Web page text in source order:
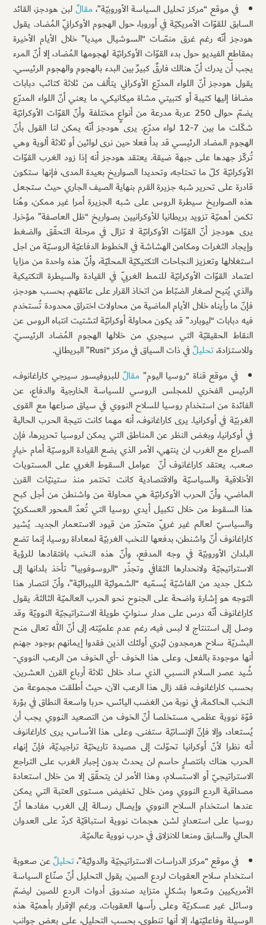
في موقع “مركز تحليل السياسة الأوروبيّة”،مقالٌلبن هودجز، القائد
السابق للقوّات الأمريكيّة في أوروبا، حول الهجوم الأوكرانيّ المُضاد. يقول
هودجز أنّه رغم غرق منصّات “السوشيال ميديا” خلال الأيام الأخيرة
بمقاطع الفيديو حول بدء القوّات الأوكرانيّة لهجومها المُضاد، إلا أنّ المرء
يجب أن يدرك أنّ هنالك فارقٌ كبيرٌ بين البدء بالهجوم والهجوم الرئيسي.
يقول هودجز أنّ اللواء المدرّع الأوكراني يتألف من ثلاثة كتائب دبابات
مضافا إليها كتيبة أو كتبيتي مشاة ميكانيكي، ما يعني أنّ اللواء المدرّع
يضمّ حوالى 250 عربة مدرعة من أنواعٍ مختلفة وأنّ القوّات الأوكرانيّة
شكّلت ما بين 7-12 لواء مدرّع. يرى هودجز أنّه يمكن لنا القول بأنّ
الهجوم المضاد الرئيسي قد بدأ فعلا حين نرى لوائين أو ثلاثة ألوية وهي
تُركّز جهدها على جبهة ضيقة. يعتقد هودجز أنه إذا زود الغرب القوّات
الأوكرانيّة كلّ ما تحتاجه، وتحديدا الصواريخ بعيدة المدى، فإنها ستكون
قادرة على تحرير شبه جزيرة القرم بنهاية الصيف الجاري حيث ستجعل
هذه الصواريخ سيطرة الروس على شبه الجزيرة أمرا غير ممكن، وهُنا
تكمن أهميّة تزويد بريطانيا للأوكرانيين بصواريخ “ظل العاصفة” مؤخرا.
يرى هودجز أنّ القوّات الأوكرانيّة لا تزال في مرحلة التحقّق والضغط
وإيجاد الثغرات ومكامن الهشاشة في الخطوط الدفاعيّة الروسيّة من اجل
استغلالها وتعزيز النجاحات التكتيكيّة المحليّة، وأنّ هذه واحدة من مزايا
اعتماد القوّات الأوكرانيّة للنمط الغربيّ في القيادة والسيطرة التكتيكية
والذي يُتيح لصغار الضبّاط من اتخاذ القرار على عاتقهم. بحسب هودجز،
فإنّ ما رأيناه خلال الأيام الماضية من محاولات اختراق محدودة تُستخدم
فيه دبابات “ليوبارد” قد يكون محاولة أوكرانيّة لتشتيت انتباه الروس عن
النقاط الحقيقيّة التي سيجري من خلالها الهجوم المُضاد الرئيسيّ.
وللاستزادة،تحليلٌفي ذات السياق في مركز “Rusi” البريطاني.
في موقع قناة “روسيا اليوم” مقالٌللبروفيسور سيرجي كاراغانوف،
الرئيس الفخري للمجلس الروسي للسياسة الخارجية والدفاع، عن
الفائدة من استخدام روسيا للسلاح النووي في سياق صراعها مع القوى
الغربيّة في أوكرانيا. يرى كاراغانوف، أنه مهما كانت نتيجة الحرب الحالية
في أوكرانيا، وبغض النظر عن المناطق التي يمكن لروسيا تحريرها، فإن
الصراع مع الغرب لن ينتهي، الأمر الذي يضع القيادة الروسيّة أمام خيارٍ
صعب. يعتقد كاراغانوف أنّ عوامل السقوط الغربي على المستويات
الأخلاقية والسياسيّة والاقتصادية كانت تختمر منذ ستينيّات القرن
الماضي، وأنّ الحرب الأوكرانيّة هي محاولة من واشنطن من أجل كبح
هذا السقوط من خلال تكبيل أيدي روسيا التي تُعدّ المحور العسكريّ
والسياسيّ لعالم غير غربيّ متحرّر من قيود الاستعمار الجديد. يُشير
كاراغانوف أنّ واشنطن، بدفعها للنخب الغربيّة لمعاداة روسيا، إنما تضع
البلدان الأوروبيّة في وجه المدفع، وأنّ هذه النخب بافتقادها للرؤية
الاستراتيجيّة ولانحدارها الثقافي وتجذّر “الروسوفوبيا” تأخذ بلدانها إلى
شكل جديد من الفاشيّة يُسمّيه “الشموليّة الليبراليّة”، وأنّ انتصار هذا
التوجه هو إشارة واضحة على الجنوح نحو الحرب العالميّة الثالثة. يقول
كاراغانوف أنّه درس على مدار سنواتٍ طويلة الاستراتيجيّة النوويّة وقد
وصل إلى استنتاج لا لبس فيه، رغم عدم علميّته، إلى أنّ الله تعالى منح
البشريّة سلاح هرمجدون ليُري أولئك الذين فقدوا إيمانهم بوجود جهنم
أنها موجودة بالفعل، وعلى هذا الخوف -أي الخوف من الرعب النووي-
شُيد عصر السلام النسبي الذي ساد خلال ثلاثة أرباع القرن العشرين.
بحسب كاراغانوف، فقد زال هذا الرعب الآن، حيث أطلقت مجموعة من
النخب الحاكمة، في نوبة من الغضب اليائس، حربا واسعة النطاق في بؤرة
قوّة نووية عظمى، مستخلصا أنّ الخوف من التصعيد النووي يجب أن
يُستعاد، وإلا فإنّ الإنسانيّة ستفنى. وعلى هذا الأساس، يرى كاراغانوف
أنه نظرا لأنّ أوكرانيا تحوّلت إلى مصيدة تاريخيّة تراجيديّة، فإنّ إنهاء
الحرب هناك بانتصارٍ حاسم لن يحدث بدون إجبار الغرب على التراجع
الاستراتيجيّ أو الاستسلام، وهذا الأمر لن يتحقّق إلا من خلال استعادة
مصداقية الردع النووي ومن خلال تخفيض مستوى العتبة التي يمكن
عندها استخدام السلاح النووي وإيصال رسالة إلى الغرب مفادها أنّ
روسيا على استعدادٍ لشن هجمات نووية استباقيّة كردّ على العدوان
الحالي والسابق ومنعا للانزلاق في حرب نووية عالميّة.
في موقع “مركز الدراسات الاستراتيجيّة والدوليّة”،تحليلٌعن صعوبة
استخدام سلاح العقوبات لردع الصين. يقول التحليل أنّ صنّاع السياسة
الأمريكيين وسّعوا بشكلٍ متزايد صندوق أدوات الردع للصين ليضمّ
وسائل غير عسكريّة وعلى رأسها العقوبات. ورغم الإقرار بأهميّة هذه
الوسيلة وفاعليّتها، إلا أنها تنطوي، بحسب التحليل، على بعض جوانب